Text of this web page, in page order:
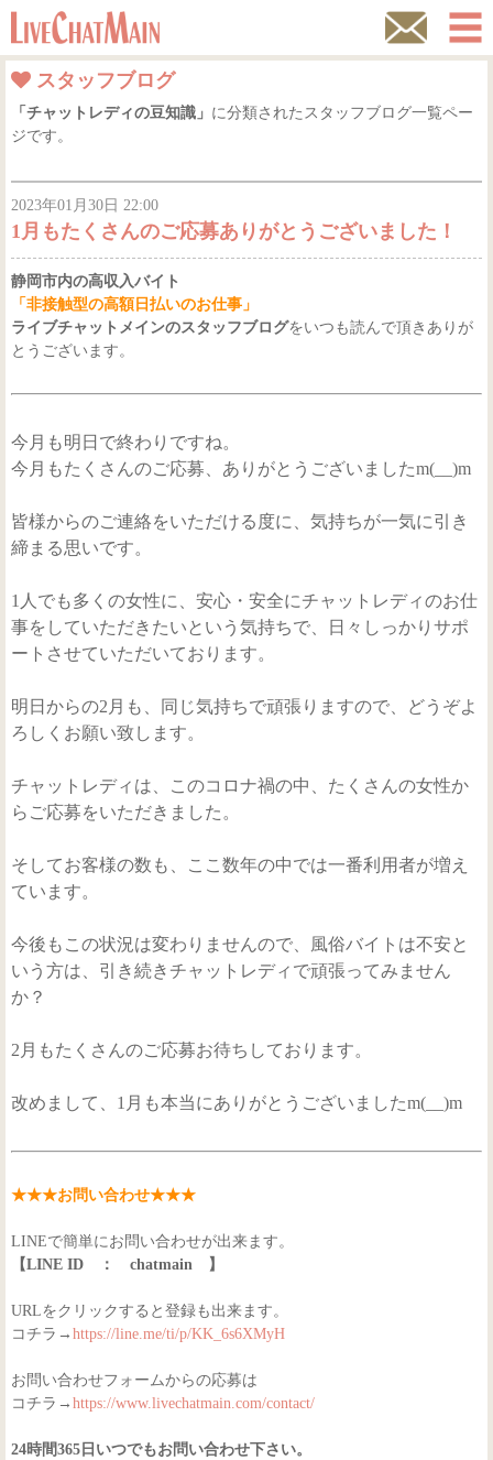
サポートダイヤル
トップページ
お仕事内容
お給料について
よくあるご質問
スタッフブログ
仮登録・お問い合わせ
スタッフブログ
「チャットレディの豆知識」 に分類されたスタッフブログ一覧ペー
ジです。
2023年01月30日 22:00
1月もたくさんのご応募ありがとうございました！
静岡市内の高収入バイト
「非接触型の高額日払いのお仕事」
ライブチャットメインのスタッフブログをいつも読んで頂きありが
とうございます。
今月も明日で終わりですね。
今月もたくさんのご応募、ありがとうございましたm(__)m
皆様からのご連絡をいただける度に、気持ちが一気に引き
締まる思いです。
1人でも多くの女性に、安心・安全にチャットレディのお仕
事をしていただきたいという気持ちで、日々しっかりサポ
ートさせていただいております。
明日からの2月も、同じ気持ちで頑張りますので、どうぞよ
ろしくお願い致します。
チャットレディは、このコロナ禍の中、たくさんの女性か
らご応募をいただきました。
そしてお客様の数も、ここ数年の中では一番利用者が増え
ています。
今後もこの状況は変わりませんので、風俗バイトは不安と
いう方は、引き続きチャットレディで頑張ってみません
か？
2月もたくさんのご応募お待ちしております。
改めまして、1月も本当にありがとうございましたm(__)m
★★★お問い合わせ★★★
LINEで簡単にお問い合わせが出来ます。
【LINE ID ： chatmain 】
URLをクリックすると登録も出来ます。
コチラ→ https://line.me/ti/p/KK_6s6XMyH
お問い合わせフォームからの応募は
コチラ→ https://www.livechatmain.com/contact/
24時間365日いつでもお問い合わせ下さい。